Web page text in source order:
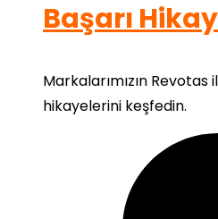
Başarı
Markalarımızın Revotas
hikayelerini keşfedin.